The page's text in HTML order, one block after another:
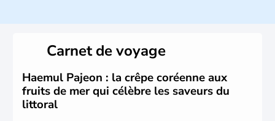
christianisme et le bouddhisme en sont les deux
principales religions. Ce pays partage sa culture avec la
Corée du Nord. Les Jeux Olympiques s’y sont déroulés en
1988, de même que la Coupe du Monde de football en
2002, en collaboration avec le Japon.
Carnet de voyage
Haemul Pajeon : la crêpe coréenne aux
fruits de mer qui célèbre les saveurs du
littoral